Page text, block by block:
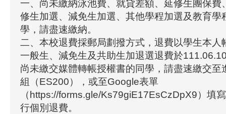
一、尚未繳納泳池費、就貸差額、延修生團保費
修生加選、減免生加選、其他學程加選及教育學
學，請盡速繳納。
二、本校退費採郵局劃撥方式，退費以學生本人
一般生、減免生及共助生加退選退費於
尚未繳交媒體轉帳授權書的同學，請盡速繳交至
組（ES200），或至Google表單
（https://forms.gle/Ks79giE17EsCzDpX9）填
行個別退費。